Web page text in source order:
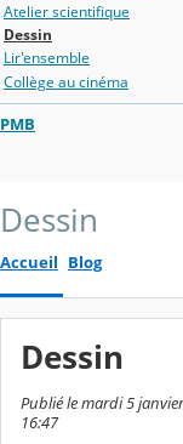
Atelier scientifique
Dessin
Lir'ensemble
Collège au cinéma
PMB
Dessin
Accueil Blog
Dessin
Publié le mardi 5
16:47